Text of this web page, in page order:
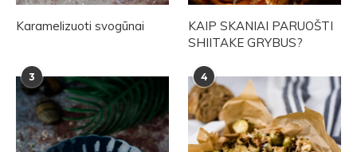
Karamelizuoti svogūnai
KAIP SKANIAI PARUOŠTI
SHIITAKE GRYBUS?
3 4